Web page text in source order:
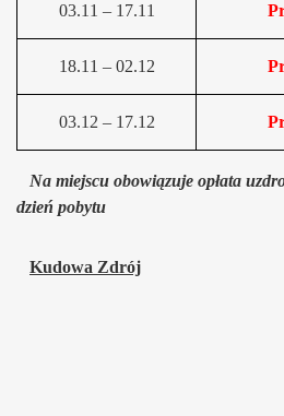
03.11 – 17.11
18.11 – 02.12
03.12 – 17.12
Na miejscu obowiązuje opłata
dzień pobytu
Kudowa Zdrój